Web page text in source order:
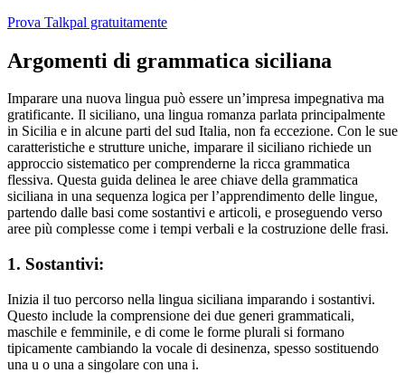
Prova Talkpal gratuitamente
Argomenti di grammatica siciliana
Imparare una nuova lingua può essere un’impresa impegnativa ma
gratificante. Il siciliano, una lingua romanza parlata principalmente
in Sicilia e in alcune parti del sud Italia, non fa eccezione. Con le sue
caratteristiche e strutture uniche, imparare il siciliano richiede un
approccio sistematico per comprenderne la ricca grammatica
flessiva. Questa guida delinea le aree chiave della grammatica
siciliana in una sequenza logica per l’apprendimento delle lingue,
partendo dalle basi come sostantivi e articoli, e proseguendo verso
aree più complesse come i tempi verbali e la costruzione delle frasi.
1. Sostantivi:
Inizia il tuo percorso nella lingua siciliana imparando i sostantivi.
Questo include la comprensione dei due generi grammaticali,
maschile e femminile, e di come le forme plurali si formano
tipicamente cambiando la vocale di desinenza, spesso sostituendo
una u o una a singolare con una i.